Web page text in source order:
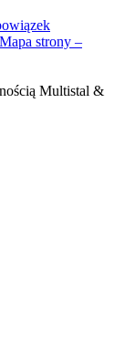
Mapa strony –
Multistal &